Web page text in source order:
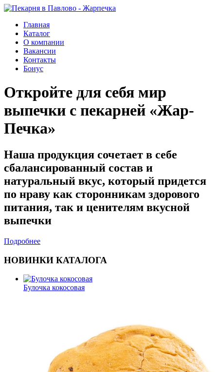
Главная
Каталог
О компании
Вакансии
Контакты
Бонус
Откройте для себя мир
выпечки с пекарней «Жар-
Печка»
Наша продукция сочетает в себе
сбалансированный состав и
натуральный вкус, который придется
по нраву как сторонникам здорового
питания, так и ценителям вкусной
выпечки
Подробнее
НОВИНКИ КАТАЛОГА
Булочка кокосовая